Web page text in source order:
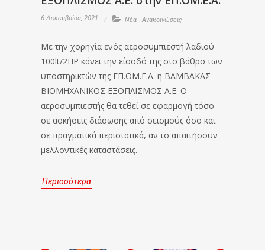
6 Δεκεμβρίου, 2021 Νέα - Ανακοινώσεις
Με την χορηγία ενός αεροσυμπιεστή λαδιού
100lt/2HP κάνει την είσοδό της στο βάθρο των
υποστηρικτών της ΕΠ.ΟΜ.Ε.Α. η ΒΑΜΒΑΚΑΣ
ΒΙΟΜΗΧΑΝΙΚΟΣ ΕΞΟΠΛΙΣΜΟΣ Α.Ε. Ο
αεροσυμπιεστής θα τεθεί σε εφαρμογή τόσο
σε ασκήσεις διάσωσης από σεισμούς όσο και
σε πραγματικά περιστατικά, αν το απαιτήσουν
μελλοντικές καταστάσεις.
Περισσότερα